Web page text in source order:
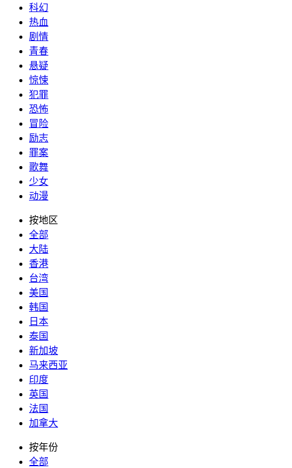
科幻
热血
剧情
青春
悬疑
惊悚
犯罪
恐怖
冒险
励志
罪案
歌舞
少女
动漫
按地区
全部
大陆
香港
台湾
美国
韩国
日本
泰国
新加坡
马来西亚
印度
英国
法国
加拿大
按年份
全部